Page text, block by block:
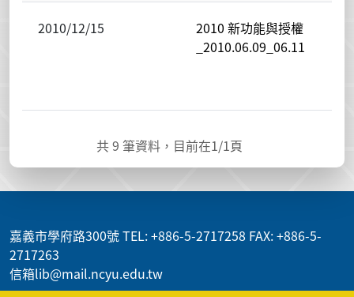
2010/12/15
2010 新功能與授權
_2010.06.09_06.11
共9 筆資料，目前在1/1頁
嘉義市學府路300號 TEL: +886-5-2717258 FAX: +886-5-
2717263
信箱lib@mail.ncyu.edu.tw